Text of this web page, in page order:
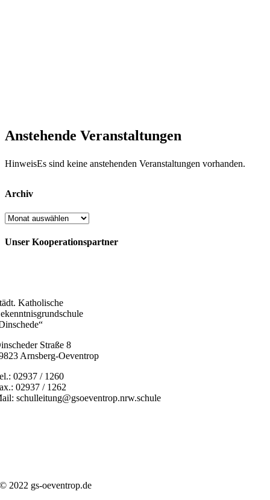
Anstehende Veranstaltungen
HinweisEs sind keine anstehenden Veranstaltungen vorhanden.
Archiv
Archiv
Unser Kooperationspartner
Katholische
Straße 8
Arnsberg-Oeventrop
02937 / 1260
02937 / 1262
schulleitung@gsoeventrop.nrw.schule
© 2022 gs-oeventrop.de